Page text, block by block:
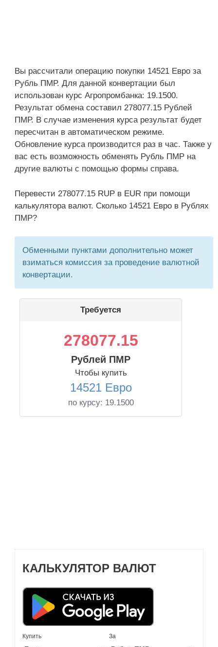
Вы рассчитали операцию покупки 14521 Евро за
Рубль ПМР. Для данной конвертации был
использован курс Агропромбанка: 19.1500.
Результат обмена составил 278077.15 Рублей
ПМР. В случае изменения курса результат будет
пересчитан в автоматическом режиме.
Обновление курса производится раз в час. Также у
вас есть возможность обменять Рубль ПМР на
другие валюты с помощью формы справа.
Перевести 278077.15 RUP в EUR при помощи
калькулятора валют. Сколько 14521 Евро в Рублях
ПМР?
Обменными пунктами дополнительно может
взиматься комиссия за проведение валютной
конвертации.
Требуется
278077.15
Рублей ПМР
Чтобы купить
14521 Евро
по курсу: 19.1500
КАЛЬКУЛЯТОР ВАЛЮТ
Купить За